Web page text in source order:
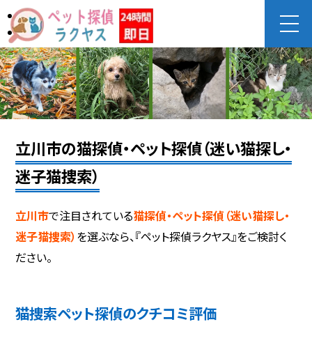
立川市の猫探偵・ペット探偵（迷い猫探し・
迷子猫捜索）
立川市で注目されている猫探偵・ペット探偵（迷い猫探し・
迷子猫捜索） を選ぶなら、『ペット探偵ラクヤス』をご検討く
ださい。
猫捜索ペット探偵のクチコミ評価